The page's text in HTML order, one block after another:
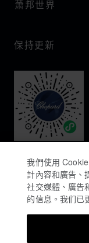
萧邦世界
保持更新
我們使用
計內容和廣告、
社交媒體、廣告
的信息。我们已